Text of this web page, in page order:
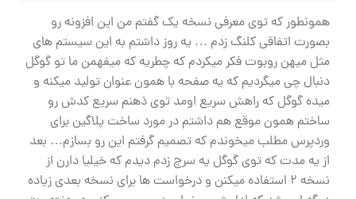
همونطور که توی معرفی نسخه یک گفتم من این افزونه رو
بصورت اتفاقی کلنگ زدم … یه روز داشتم به این سیستم های
مثل میهن روبوت فکر میکردم که چطریه که میفهمن ما تو گوگل
دنبال چی میگردیم که یه صفحه با همون عنوان تولید میکنه و
میده گوگل که راهش سریع اومد توی ذهنم سریع کدش رو
ساختم همون موقع هم داشتم در مورد ساخت پلاگین برای
وردپرس مطلب میخوندم که تصمیم گرفتم این رو بسازم… بعد
از یه مدت که توی گوگل یه سرچ زدم دیدم که خیلیا دارن از
نسخه ۲ استفاده میکنن و درخواست ها برای نسخه بعدی زیاده